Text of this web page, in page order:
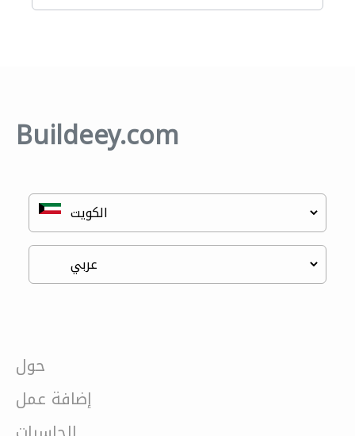
Buildeey.com
حول
إضافة عمل